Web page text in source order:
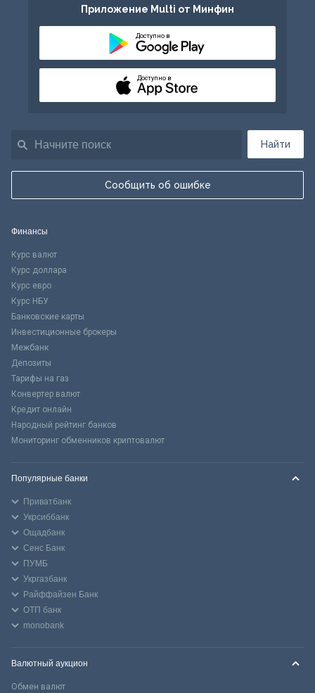
Найти
Сообщить об ошибке
Приложение Multi от Минфин
Доступно в
Доступно в
Финансы
Курс валют
Курс доллара
Курс евро
Курс НБУ
Банковские карты
Инвестиционные брокеры
Межбанк
Депозиты
Тарифы на газ
Конвертер валют
Кредит онлайн
Народный рейтинг банков
Мониторинг обменников криптовалют
Популярные банки
Приватбанк
Укрсиббанк
Ощадбанк
Сенс Банк
ПУМБ
Укргазбанк
Райффайзен Банк
ОТП банк
monobank
Валютный аукцион
Обмен валют